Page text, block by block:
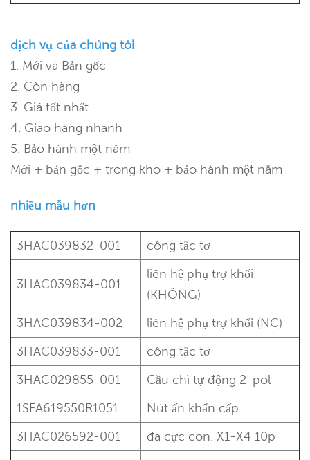
dịch vụ của chúng tôi
1. Mới và Bản gốc
2. Còn hàng
3. Giá tốt nhất
4. Giao hàng nhanh
5. Bảo hành một năm
Mới + bản gốc + trong kho + bảo hành một năm
nhiều mẫu hơn
3HAC039832-001 công tắc tơ
3HAC039834-001
liên hệ phụ trợ khối
(KHÔNG)
3HAC039834-002
liên hệ phụ trợ khối (NC)
3HAC039833-001
công tắc tơ
3HAC029855-001
Cầu chì tự động 2-pol
1SFA619550R1051
Nút ấn khẩn cấp
3HAC026592-001
đa cực con. X1-X4 10p